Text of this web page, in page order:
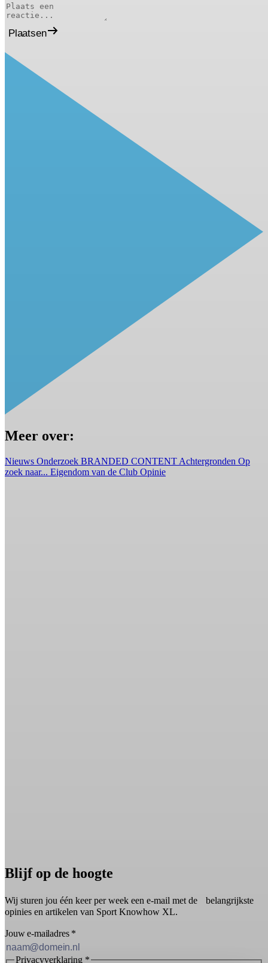
Plaatsen
Meer over:
Nieuws Onderzoek BRANDED CONTENT Achtergronden Op
zoek naar... Eigendom van de Club Opinie
Blijf op de hoogte
Wij sturen jou één keer per week een e-mail met de belangrijkste
opinies en artikelen van Sport Knowhow XL.
Jouw e-mailadres *
Privacyverklaring *